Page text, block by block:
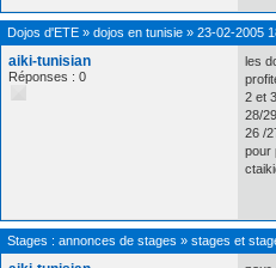
Dojos d'ETE » dojos en tunisie » 23-02-2005
aiki-tunisian
Réponses : 0
les
2 et
28/
26 /
pour
Stages : annonces de stages » stages et